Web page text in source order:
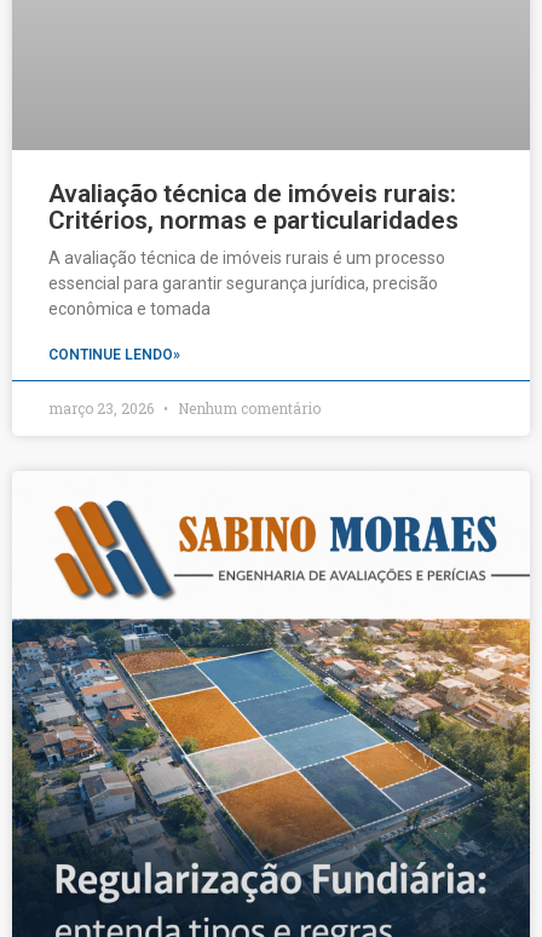
Avaliação técnica de imóveis rurais:
Critérios, normas e particularidades
A avaliação técnica de imóveis rurais é um processo
essencial para garantir segurança jurídica, precisão
econômica e tomada
CONTINUE LENDO»
março 23, 2026 Nenhum comentário